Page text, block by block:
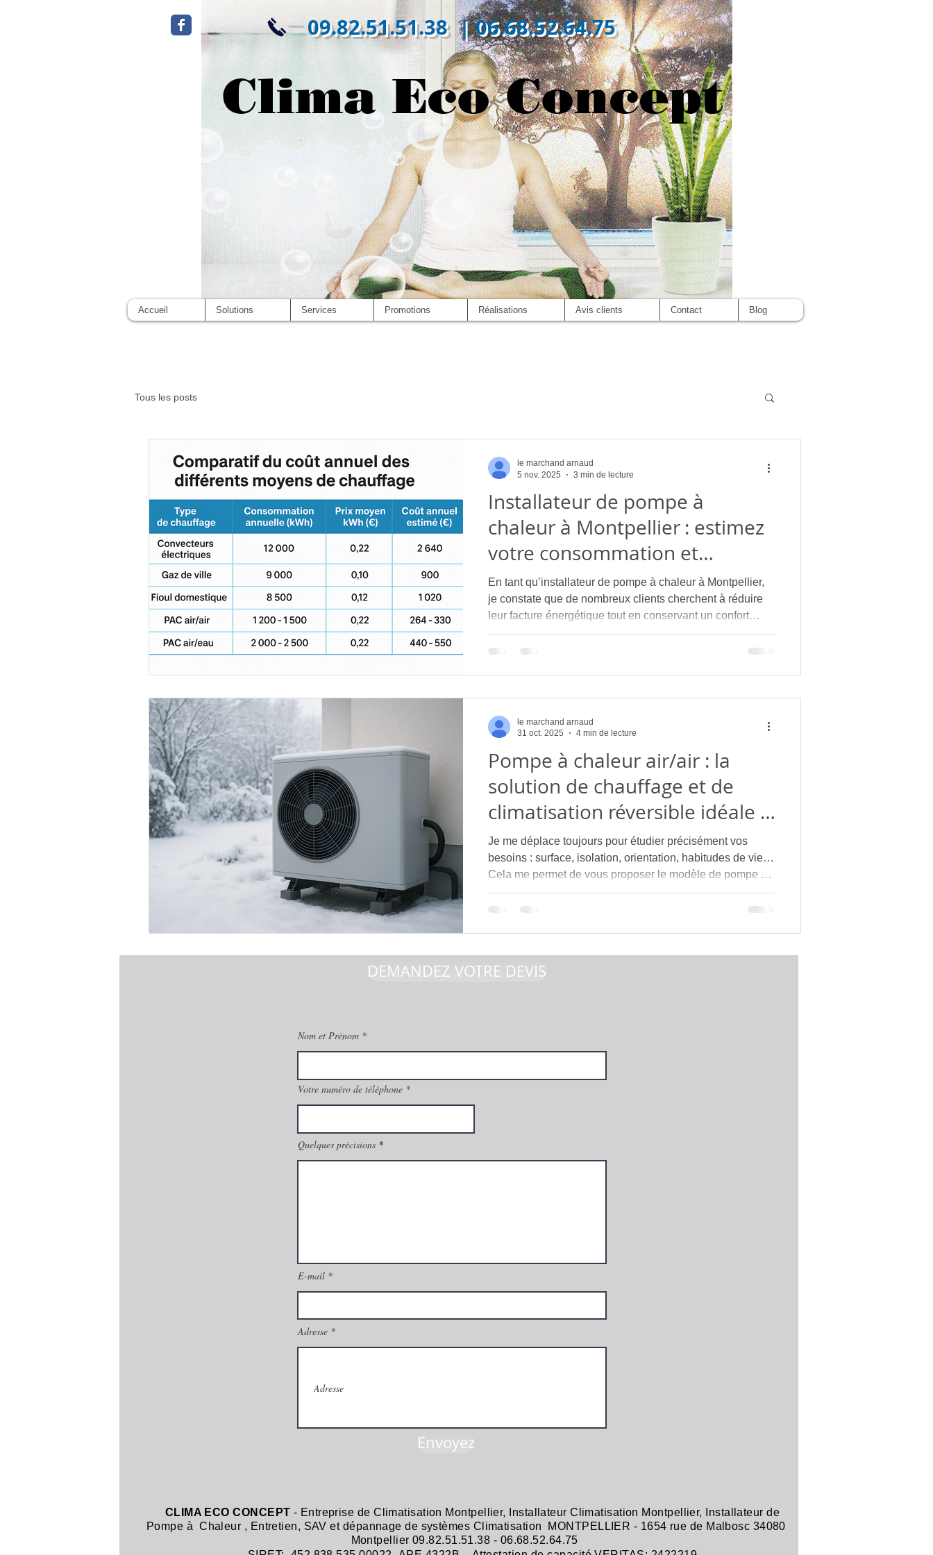
09.82.51.51.38 | 06.68.52.64.75
Clima Eco Concept
Accueil Solutions Services Promotions Réalisations Avis clients Contact Blog
Tous les posts
Installateur de pompe à
chaleur à Montpellier : estimez
votre consommation et
comparez le coût des solutions
de chauffage
En tant qu’installateur de pompe à chaleur à Montpellier,
je constate que de nombreux clients cherchent à réduire
leur facture énergétique tout en conservant un confort
optimal en hiver et en été
le marchand arnaud
5 nov. 2025
3 min de lecture
Pompe à chaleur air/air : la
solution de chauffage et de
climatisation réversible idéale à
Montpellier
Je me déplace toujours pour étudier précisément vos
besoins : surface, isolation, orientation, habitudes de vie…
Cela me permet de vous proposer le modèle de pompe à
chaleur le plus adapté, pour un confort optimal en toute
le marchand arnaud
31 oct. 2025
4 min de lecture
DEMANDEZ VOTRE DEVIS
Nom et Prénom
Votre numéro de téléphone
Quelques précisions
E-mail
Adresse
Envoyez
CLIMA ECO CONCEPT - Entreprise deClimatisation Montpellier, Installateur Climatisation Montpellier,
Installateur de
Pompe à Chaleur , Entretien, SAV et dépannage de systèmes Climatisation MONTPELLIER - 1654 rue de Malbosc 34080
Montpellier 09.82.51.51.38 - 06.68.52.64.75